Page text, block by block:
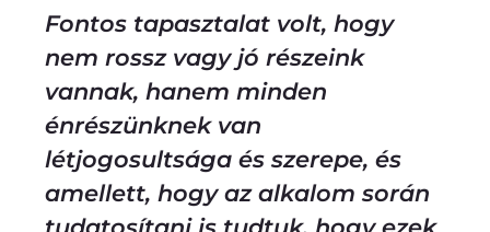
Fontos tapasztalat volt, hogy
nem rossz vagy jó részeink
vannak, hanem minden
énrészünknek van
létjogosultsága és szerepe, és
amellett, hogy az alkalom során